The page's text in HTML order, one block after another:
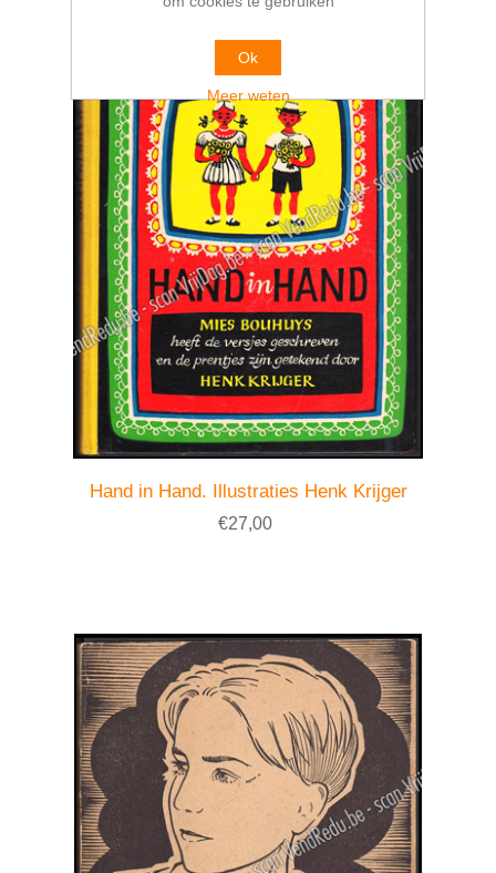
Hand in Hand. Illustraties Henk Krijger
€27,00
Ok
Meer weten